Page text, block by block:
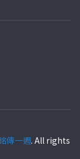
傳一週. All rights